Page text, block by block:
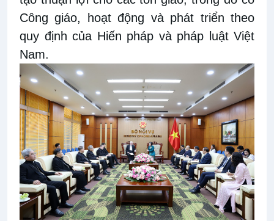
Công giáo, hoạt động và phát triển theo
quy định của Hiến pháp và pháp luật Việt
Nam.